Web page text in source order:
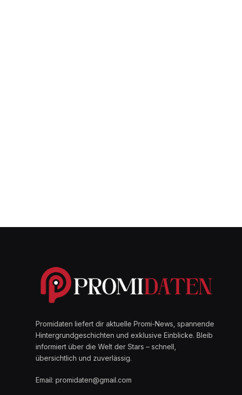
Promidaten liefert dir aktuelle Promi-News, spannende
Hintergrundgeschichten und exklusive Einblicke. Bleib
informiert über die Welt der Stars – schnell,
übersichtlich und zuverlässig.
Email: promidaten@gmail.com